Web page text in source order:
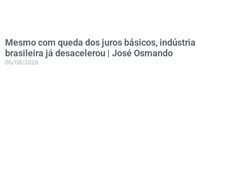
Mesmo com queda dos juros básicos, indústria
brasileira já desacelerou | José Osmando
06/08/2026